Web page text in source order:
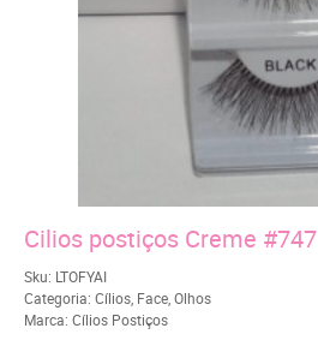
Cilios postiços Creme #747
Sku: LTOFYAI
Categoria: Cílios Face Olhos
Marca: Cílios Postiços